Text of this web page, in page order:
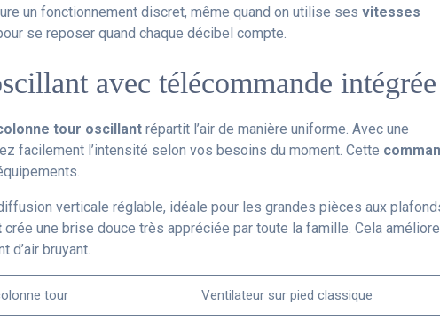
un fonctionnement discret, même quand on utilise sesvitesses
se reposer quand chaque décibel compte.
avec télécommande intégrée
tour oscillant répartit l’air de manière uniforme. Avec une
facilement l’intensité selon vos besoins du moment. Cette
verticale réglable, idéale pour les grandes pièces aux
crée une brise douce très appréciée par toute la famille. Cela
d’air bruyant.
tour Ventilateur sur pied classique